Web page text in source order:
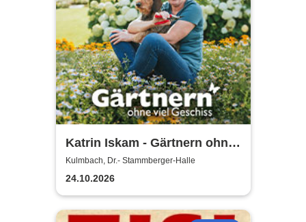
Katrin Iskam - Gärtnern ohne
viel Geschiss
Kulmbach, Dr.- Stammberger-Halle
24.10.2026